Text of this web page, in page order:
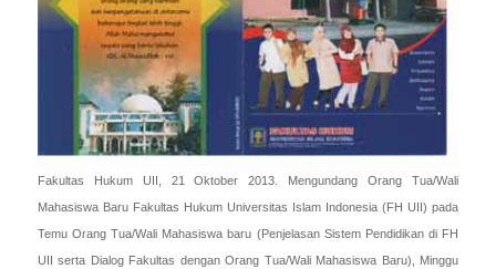
Fakultas Hukum UII, 21 Oktober 2013. Mengundang Orang Tua/Wali
Mahasiswa Baru Fakultas Hukum Universitas Islam Indonesia (FH UII) pada
Temu Orang Tua/Wali Mahasiswa baru (Penjelasan Sistem Pendidikan di FH
UII serta Dialog Fakultas dengan Orang Tua/Wali Mahasiswa Baru), Minggu